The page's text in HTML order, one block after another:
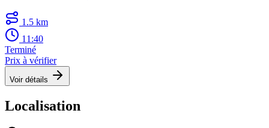
1.5 km
11:40
Terminé
Prix à vérifier
Voir détails
Localisation